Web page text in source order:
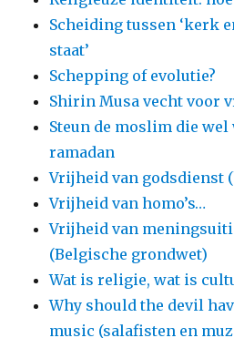
Scheiding tussen ‘kerk
staat’
Schepping of evolutie?
Shirin Musa vecht voor
Steun de moslim die
ramadan
Vrijheid van godsdienst
Vrijheid van homo’s…
Vrijheid van
(Belgische grondwet)
Wat is religie, wat is
Why should the devil
music (salafisten en